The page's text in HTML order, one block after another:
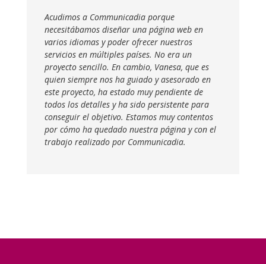
Acudimos a Communicadia porque
necesitábamos diseñar una página web en
varios idiomas y poder ofrecer nuestros
servicios en múltiples países. No era un
proyecto sencillo. En cambio, Vanesa, que es
quien siempre nos ha guiado y asesorado en
este proyecto, ha estado muy pendiente de
todos los detalles y ha sido persistente para
conseguir el objetivo. Estamos muy contentos
por cómo ha quedado nuestra página y con el
trabajo realizado por Communicadia.